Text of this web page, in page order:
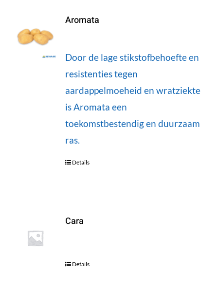
Aromata
Door de lage stikstofbehoefte en
resistenties tegen
aardappelmoeheid en wratziekte
is Aromata een
toekomstbestendig en duurzaam
ras.
Details
Cara
Details